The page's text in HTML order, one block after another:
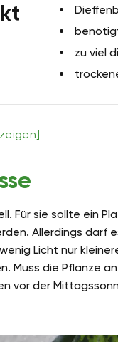
zu viel
Für sie sollte ein
Allerdings darf
Licht nur
Muss die Pflanze
vor der